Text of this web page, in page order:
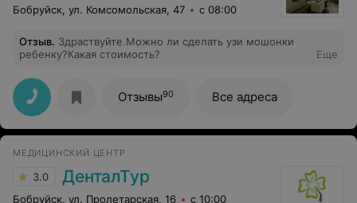
Бобруйск, ул. Комсомольская, 47 с 08:00
Отзыв. Здраствуйте.Можно ли сделать узи мошонки
ребенку?Какая стоимость?
Еще
Отзывы90 Все адреса
МЕДИЦИНСКИЙ ЦЕНТР
3.0 ДенталТур
Бобруйск, ул. Пролетарская, 16 с 10:00